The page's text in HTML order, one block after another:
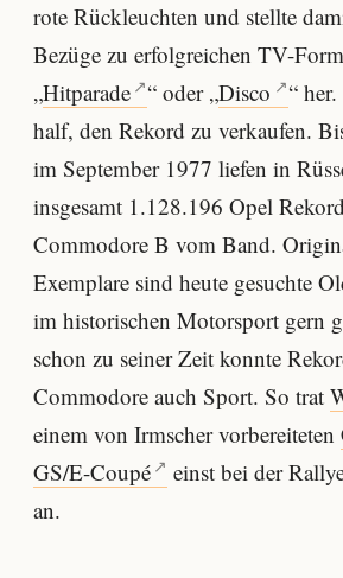
rote Rückleuchten und stellte
Bezüge zu erfolgreichen TV-
„Hitparade “ oder „Disco
“
half, den Rekord zu verkaufen.
im September 1977 liefen in
insgesamt 1.128.196 Opel
Commodore B vom Band.
Exemplare sind heute gesuchte
im historischen Motorsport gern
schon zu seiner Zeit konnte
Commodore auch Sport. So trat
einem von Irmscher vorbereiteten
GS/E-Coupé
einst bei der
an.